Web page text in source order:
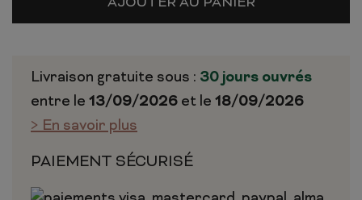
Livraison gratuite sous : 30 jours ouvrés
entre le 13/09/2026 et le 18/09/2026
> En savoir plus
PAIEMENT SÉCURISÉ